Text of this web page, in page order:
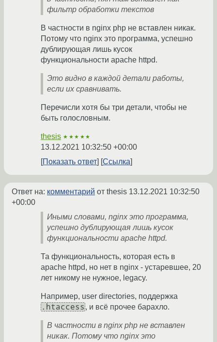
фильтр обработки текстов
В частности в nginx php не вставлен никак.
Потому что nginx это программа, успешно
дублирующая лишь кусок
функциональности apache httpd.
Это видно в каждой детали работы,
если их сравнивать.
Перечисли хотя бы три детали, чтобы не
быть голословным.
thesis ★★★★★
13.12.2021 10:32:50 +00:00
Показать ответ
Ссылка
Ответ на: комментарий от thesis 13.12.2021 10:32:50
+00:00
Иными словами, nginx это программа,
успешно дублирующая лишь кусок
функциональности apache httpd.
Та функциональность, которая есть в
apache httpd, но нет в nginx - устаревшее, 20
лет никому не нужное, legacy.
Например, user directories, поддержка
.htaccess , и всё прочее барахло.
В частности в nginx php не вставлен
никак. Потому что nginx это